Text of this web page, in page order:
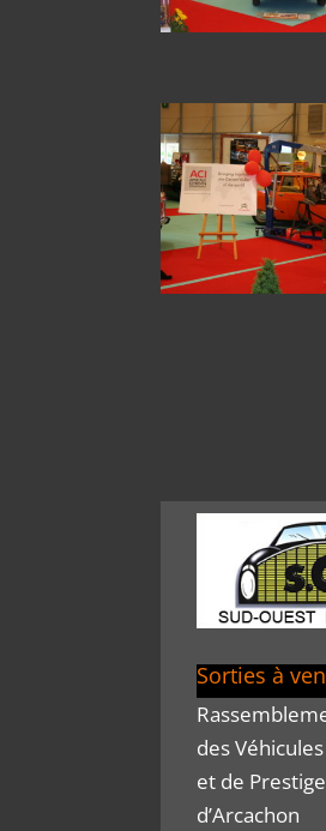
Sorties à
des
et de
d’Arcachon